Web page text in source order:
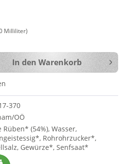
Milliliter)
In den Warenkorb
370
OÖ
Rüben* (54%), Wasser,
Rohrohrzucker*,
Gewürze*, Senfsaat*